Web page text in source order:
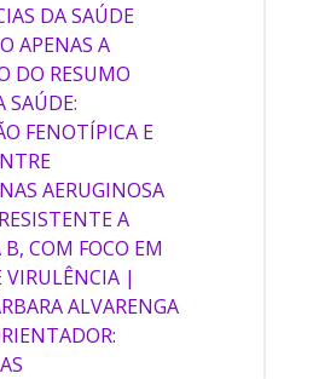
DA SAÚDE
APENAS A
DO RESUMO
SAÚDE:
FENOTÍPICA E
AERUGINOSA
A
COM FOCO EM
VIRULÊNCIA |
ALVARENGA